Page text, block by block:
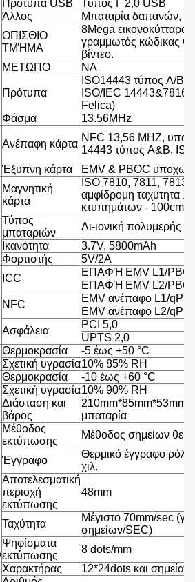
Πρότυπα USB
Τύπος Γ 2,0 USB
Άλλος
Μπαταρία δαπανών,
ΟΠΙΣΘΙΟ
ΤΜΉΜΑ
8Mega εικονοκύτταρα,
γραμμωτός κώδικας
βίντεο.
ΜΕΤΩΠΟ
NA
Πρότυπα
ISO14443 τύπος A/B
ISO/IEC 14443&7816,
Felica)
Φάσμα
13.56MHz
Ανέπαφη κάρτα
NFC 13,56 MHZ,
14443 τύπος A&B,
Έξυπνη κάρτα EMV & PBOC
Μαγνητική
κάρτα
ISO 7810, 7811, 7813
αμφίδρομη ταχύτητα
κτυπημάτων - 100cm/
Τύπος
μπαταριών
Λι-ιονική πολυμερής
Ικανότητα
3.7V, 5800mAh
Φορτιστής
5V/2A
ICC
ΕΠΑΦΉ EMV L1/
ΕΠΑΦΉ EMV L2/
NFC
EMV ανέπαφο L1/
EMV ανέπαφο L2/
Ασφάλεια
PCI 5,0
UPTS 2,0
Θερμοκρασία
-5 έως +50 °C
Σχετική υγρασία10% 85% RH
Θερμοκρασία
-10 έως +60 °C
Σχετική υγρασία10% 90% RH
Διάσταση και
βάρος
210mm*85mm*53mm,
μπαταρία
Μέθοδος
εκτύπωσης
Μέθοδος σημείων
Έγγραφο
Θερμικό έγγραφο
χιλ.
Αποτελεσματική
περιοχή
εκτύπωσης
48mm
Ταχύτητα
Μέγιστο 70mm/sec
σημείων/SEC)
Ψηφίσματα
εκτύπωσης
8 dots/mm
Χαρακτήρας
12*24dots και σημεία